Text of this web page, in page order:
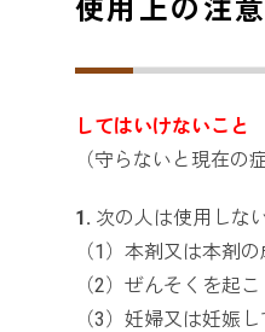
使用上の注意
してはいけないこと
（守らないと現在の
1. 次の人は使用しな
（1）本剤又は本剤
（2）ぜんそくを起
（3）妊婦又は妊娠